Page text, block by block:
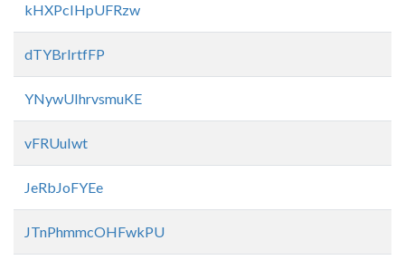
kHXPcIHpUFRzw
dTYBrIrtfFP
YNywUIhrvsmuKE
vFRUuIwt
JeRbJoFYEe
JTnPhmmcOHFwkPU